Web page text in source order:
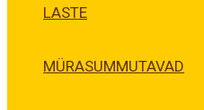
LASTE
MÜRASUMMUTAVAD